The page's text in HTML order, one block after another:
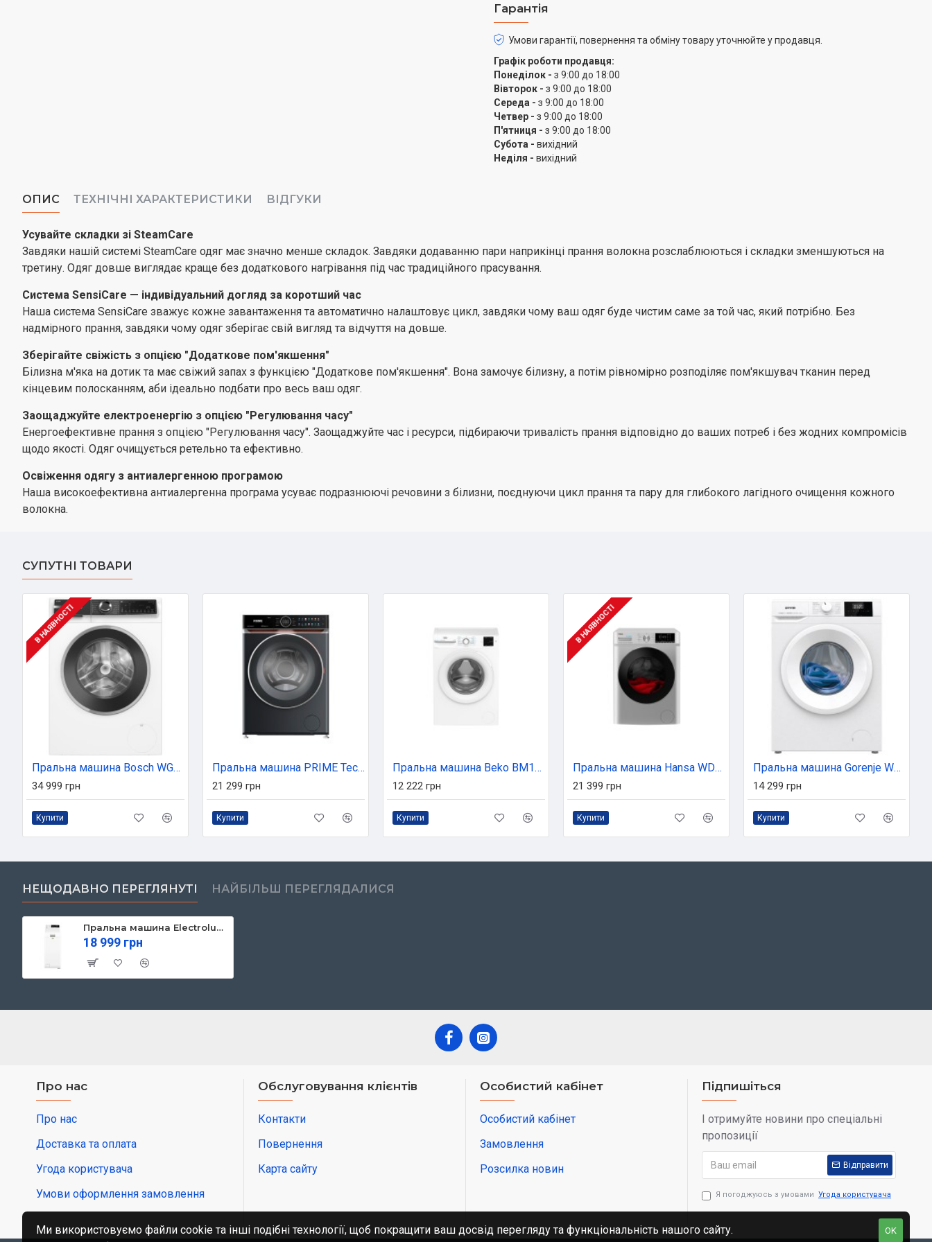
речовини з білизни, поєднуючи цикл прання та пару для глибокого лагідного
очищення кожного волокна.
Гарантія
Умови гарантії, повернення та обміну товару уточнюйте у продавця.
Графік роботи продавця:
Понеділок - з 9:00 до 18:00
Вівторок - з 9:00 до 18:00
Середа - з 9:00 до 18:00
Четвер - з 9:00 до 18:00
П'ятниця - з 9:00 до 18:00
Субота - вихідний
Неділя - вихідний
ОПИС ТЕХНІЧНІ ХАРАКТЕРИСТИКИ ВІДГУКИ
Усувайте складки зі SteamCare
Завдяки нашій системі SteamCare одяг має значно менше складок. Завдяки додаванню пари наприкінці прання волокна розслаблюються і складки зменшуються на
третину. Одяг довше виглядає краще без додаткового нагрівання під час традиційного прасування.
Система SensiCare — індивідуальний догляд за коротший час
Наша система SensiCare зважує кожне завантаження та автоматично налаштовує цикл, завдяки чому ваш одяг буде чистим саме за той час, який потрібно. Без
надмірного прання, завдяки чому одяг зберігає свій вигляд та відчуття на довше.
Зберігайте свіжість з опцією "Додаткове пом'якшення"
Білизна м'яка на дотик та має свіжий запах з функцією "Додаткове пом'якшення". Вона замочує білизну, а потім рівномірно розподіляє пом'якшувач тканин перед
кінцевим полосканням, аби ідеально подбати про весь ваш одяг.
Заощаджуйте електроенергію з опцією "Регулювання часу"
Енергоефективне прання з опцією "Регулювання часу". Заощаджуйте час і ресурси, підбираючи тривалість прання відповідно до ваших потреб і без жодних компромісів
щодо якості. Одяг очищується ретельно та ефективно.
Освіження одягу з антиалергенною програмою
Наша високоефективна антиалергенна програма усуває подразнюючі речовини з білизни, поєднуючи цикл прання та пару для глибокого лагідного очищення кожного
волокна.
СУПУТНІ ТОВАРИ
В НАЯВНОСТІ
Пральна машина Bosch WGK264F0UA
34 999 грн
Купити
Пральна машина PRIME Technics PWF 81489 SID
21 299 грн
Купити
Пральна машина Beko BM1WFSU36243WW
12 222 грн
Купити
В НАЯВНОСТІ
Пральна машина Hansa WDHG814521LG
21 399 грн
Купити
Пральна машина Gorenje WNGPI72SBS
14 299 грн
Купити
НЕЩОДАВНО ПЕРЕГЛЯНУТІ НАЙБІЛЬШ ПЕРЕГЛЯДАЛИСЯ
Пральна машина Electrolux EW7TN3362U
18 999 грн
Про нас
Про нас
Доставка та оплата
Угода користувача
Умови оформлення замовлення
Обслуговування клієнтів
Контакти
Повернення
Карта сайту
Особистий кабінет
Особистий кабінет
Замовлення
Розсилка новин
Підпишіться
І отримуйте новини про спеціальні
пропозиції
Відправити
Я погоджуюсь з умовами Угода користувача
OK
Ми використовуємо файли cookie та інші подібні технології, щоб покращити ваш досвід перегляду та функціональність нашого сайту.